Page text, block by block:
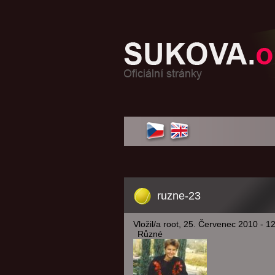
ruzne-23
Vložil/a root, 25. Červenec 2010 -
Různé